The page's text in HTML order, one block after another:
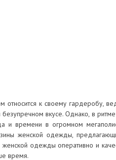
к своему гардеробу,
вкусе. Однако, в
и времени в огромном
женской одежды,
одежды оперативно и
время.